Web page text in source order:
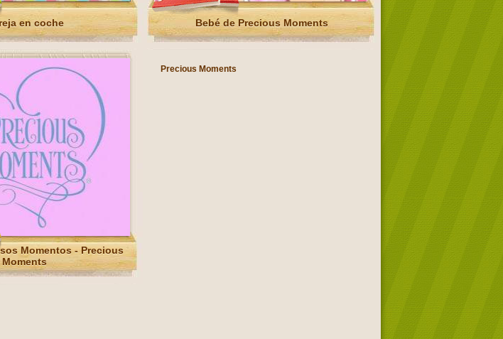
en coche Bebé de Precious Moments
Momentos - Precious
Moments
Precious Moments